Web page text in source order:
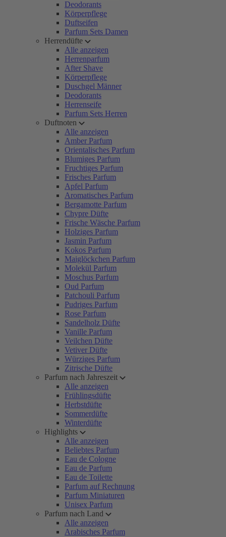
Deodorants
Körperpflege
Duftseifen
Parfum Sets Damen
Herrendüfte
Alle anzeigen
Herrenparfum
After Shave
Körperpflege
Duschgel Männer
Deodorants
Herrenseife
Parfum Sets Herren
Duftnoten
Alle anzeigen
Amber Parfum
Orientalisches Parfum
Blumiges Parfum
Fruchtiges Parfum
Frisches Parfum
Apfel Parfum
Aromatisches Parfum
Bergamotte Parfum
Chypre Düfte
Frische Wäsche Parfum
Holziges Parfum
Jasmin Parfum
Kokos Parfum
Maiglöckchen Parfum
Molekül Parfum
Moschus Parfum
Oud Parfum
Patchouli Parfum
Pudriges Parfum
Rose Parfum
Sandelholz Düfte
Vanille Parfum
Veilchen Düfte
Vetiver Düfte
Würziges Parfum
Zitrische Düfte
Parfum nach Jahreszeit
Alle anzeigen
Frühlingsdüfte
Herbstdüfte
Sommerdüfte
Winterdüfte
Highlights
Alle anzeigen
Beliebtes Parfum
Eau de Cologne
Eau de Parfum
Eau de Toilette
Parfum auf Rechnung
Parfum Miniaturen
Unisex Parfum
Parfum nach Land
Alle anzeigen
Arabisches Parfum